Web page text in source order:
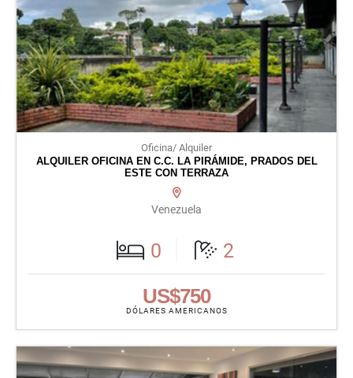
Oficina/ Alquiler
ALQUILER OFICINA EN C.C. LA PIRÁMIDE, PRADOS DEL
ESTE CON TERRAZA
Venezuela
0 2
US$750
DÓLARES AMERICANOS